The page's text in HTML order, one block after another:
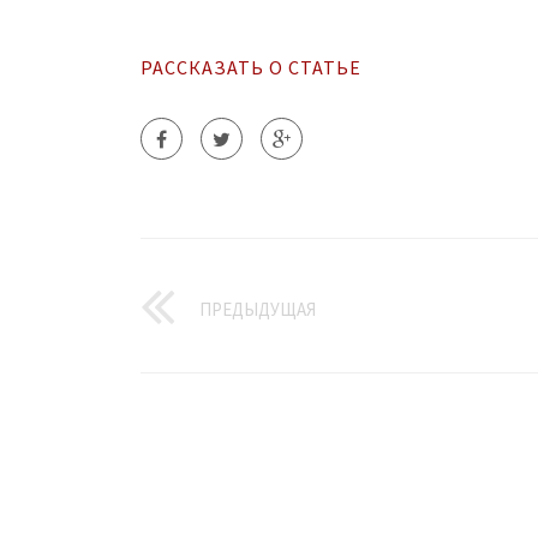
РАССКАЗАТЬ О СТАТЬЕ
ПРЕДЫДУЩАЯ